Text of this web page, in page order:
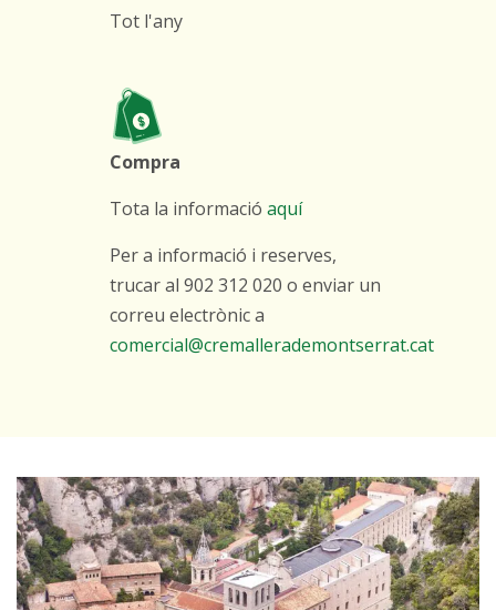
Tot l'any
Compra
Tota la informacióaquí
Per a informació i reserves,
trucar al 902 312 020 o enviar un
correu electrònic a
comercial@cremallerademontserrat.cat